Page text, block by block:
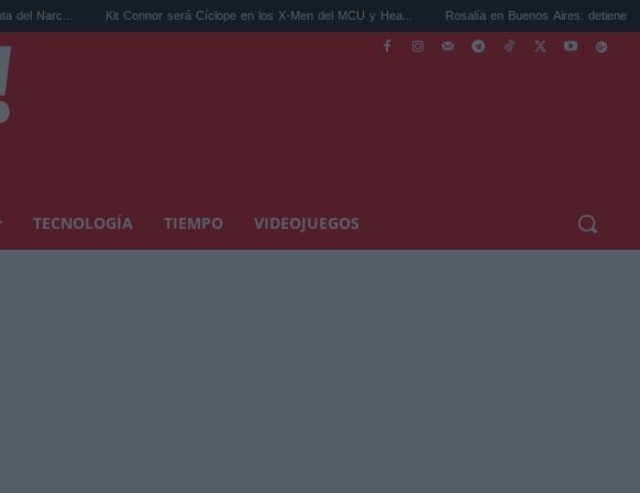
Kit Connor será Cíclope en los X-Men del MCU y Hea... Rosalía en Buenos Aires: detiene el tráfico y se s...
TECNOLOGÍA TIEMPO VIDEOJUEGOS